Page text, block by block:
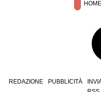
HOME
REDAZIONE PUBBLICITÀ